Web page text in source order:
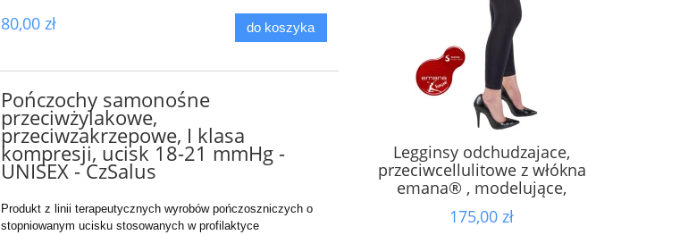
80,00 zł do koszyka
Pończochy samonośne
przeciwżylakowe,
przeciwzakrzepowe, I klasa
kompresji, ucisk 18-21 mmHg -
UNISEX - CzSalus
Produkt z linii terapeutycznych wyrobów pończoszniczych o
stopniowanym ucisku stosowanych w profilaktyce
Legginsy odchudzajace,
przeciwcellulitowe z włókna
emana® , modelujące,
maksymalnie wyszczuplające,
niezwykle eleganckie, gładkie
175,00 zł